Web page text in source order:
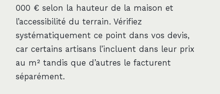
000 € selon la hauteur de la maison et
l’accessibilité du terrain. Vérifiez
systématiquement ce point dans vos devis,
car certains artisans l’incluent dans leur prix
au m² tandis que d’autres le facturent
séparément.